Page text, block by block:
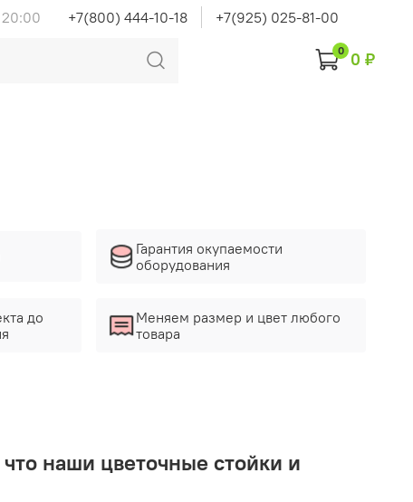
+7(800) 444-10-18 +7(925) 025-81-00
0 0 ₽
до
Гарантия окупаемости
оборудования
Меняем размер и цвет любого
товара
наши цветочные стойки и